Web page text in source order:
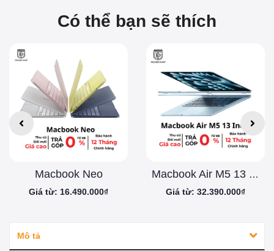
Có thể bạn sẽ thích
Macbook Neo
Giá từ: 16.490.000₫
Macbook Air M5 13 inch
Giá từ: 32.390.000₫
Mô tả